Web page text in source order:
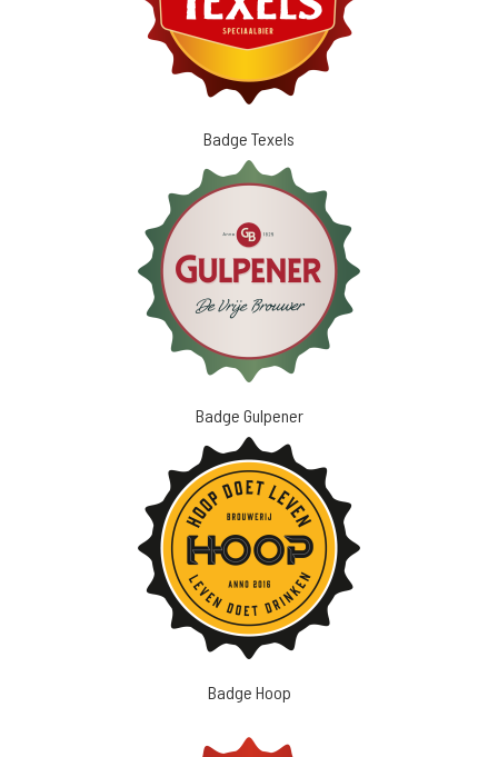
Badge Texels
Badge Gulpener
Badge Hoop